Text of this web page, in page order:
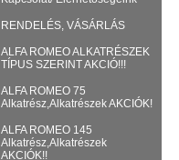
RENDELÉS, VÁSÁRLÁS
ALFA ROMEO ALKATRÉSZEK
TÍPUS SZERINT AKCIÓ!!!
ALFA ROMEO 75
Alkatrész,Alkatrészek AKCIÓK!
ALFA ROMEO 145
Alkatrész,Alkatrészek
AKCIÓK!!